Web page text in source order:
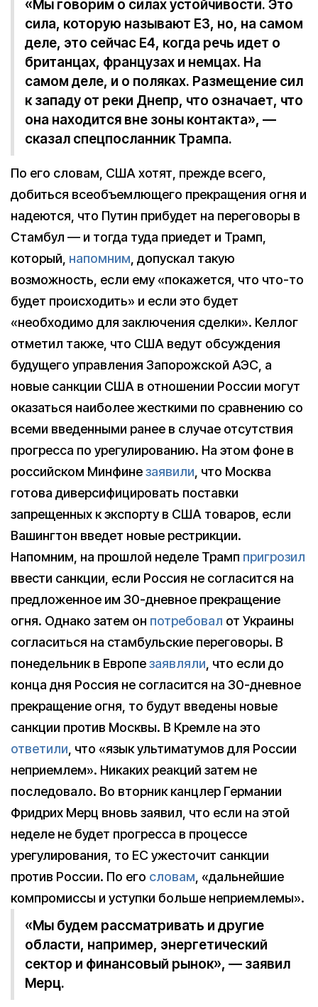
«Мы говорим о силах устойчивости. Это
сила, которую называют E3, но, на самом
деле, это сейчас E4, когда речь идет о
британцах, французах и немцах. На
самом деле, и о поляках. Размещение сил
к западу от реки Днепр, что означает, что
она находится вне зоны контакта», —
сказал спецпосланник Трампа.
По его словам, США хотят, прежде всего,
добиться всеобъемлющего прекращения огня и
надеются, что Путин прибудет на переговоры в
Стамбул — и тогда туда приедет и Трамп,
который, напомним, допускал такую
возможность, если ему «покажется, что что-то
будет происходить» и если это будет
«необходимо для заключения сделки». Келлог
отметил также, что США ведут обсуждения
будущего управления Запорожской АЭС, а
новые санкции США в отношении России могут
оказаться наиболее жесткими по сравнению со
всеми введенными ранее в случае отсутствия
прогресса по урегулированию. На этом фоне в
российском Минфинезаявили, что Москва
готова диверсифицировать поставки
запрещенных к экспорту в США товаров, если
Вашингтон введет новые рестрикции.
Напомним, на прошлой неделе Трамп пригрозил
ввести санкции, если Россия не согласится на
предложенное им 30-дневное прекращение
огня. Однако затем он потребовал от Украины
согласиться на стамбульские переговоры. В
понедельник в Европезаявляли, что если до
конца дня Россия не согласится на 30-дневное
прекращение огня, то будут введены новые
санкции против Москвы. В Кремле на это
ответили, что «язык ультиматумов для России
неприемлем». Никаких реакций затем не
последовало. Во вторник канцлер Германии
Фридрих Мерц вновь заявил, что если на этой
неделе не будет прогресса в процессе
урегулирования, то ЕС ужесточит санкции
против России. По его словам, «дальнейшие
компромиссы и уступки больше неприемлемы».
«Мы будем рассматривать и другие
области, например, энергетический
сектор и финансовый рынок», — заявил
Мерц.